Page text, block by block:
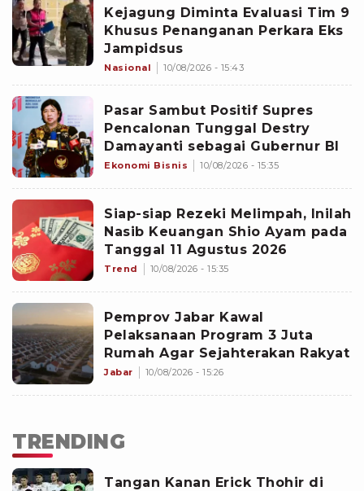
Kejagung Diminta Evaluasi Tim 9
Khusus Penanganan Perkara Eks
Jampidsus
Nasional 10/08/2026 - 15:43
Pasar Sambut Positif Supres
Pencalonan Tunggal Destry
Damayanti sebagai Gubernur BI
Ekonomi Bisnis 10/08/2026 - 15:35
Siap-siap Rezeki Melimpah, Inilah
Nasib Keuangan Shio Ayam pada
Tanggal 11 Agustus 2026
Trend 10/08/2026 - 15:35
Pemprov Jabar Kawal
Pelaksanaan Program 3 Juta
Rumah Agar Sejahterakan Rakyat
Jabar 10/08/2026 - 15:26
TRENDING
Tangan Kanan Erick Thohir di